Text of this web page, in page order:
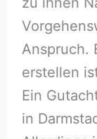
Anspruch.
erstellen
Ein
in